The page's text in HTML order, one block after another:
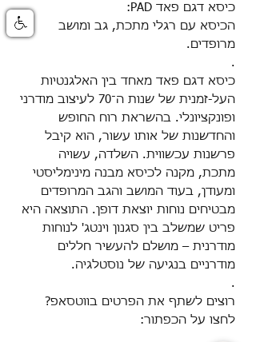
כיסא דגם פאד PAD
:
הכיסא עם רגלי מתכת, גב ומושב
מרופדים.
.
כיסא דגם פאד מאחד בין האלגנטיות
העל-זמנית של שנות ה־70 לעיצוב מודרני
ופונקציונלי. בהשראת רוח החופש
והחדשנות של אותו עשור, הוא קיבל
פרשנות עכשווית. השלדה, עשויה
מתכת, מקנה לכיסא מבנה מינימליסטי
ומעודן, בעוד המושב והגב המרופדים
מבטיחים נוחות יוצאת דופן. התוצאה היא
פריט שמשלב בין סגנון וינטג' לנוחות
מודרנית – מושלם להעשיר חללים
מודרניים בנגיעה של נוסטלגיה.
.
רוצים לשתף את הפרטים בווטסאפ?
לחצו על הכפתור: